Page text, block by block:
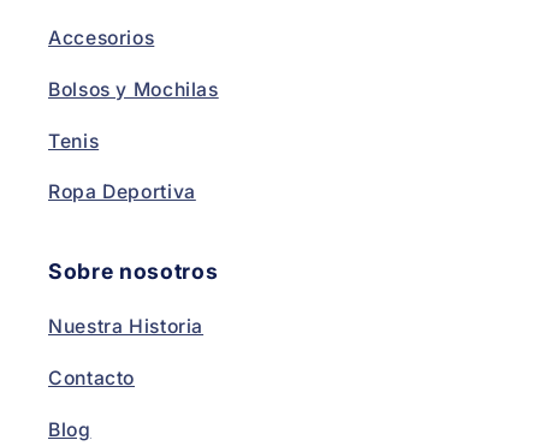
Accesorios
Bolsos y Mochilas
Tenis
Ropa Deportiva
Sobre nosotros
Nuestra Historia
Contacto
Blog